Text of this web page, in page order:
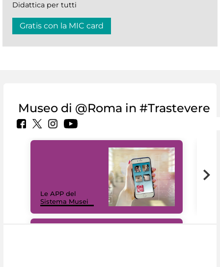
Didattica per tutti
Gratis con la MIC card
Museo di @Roma in #Trastevere
Le APP del
Sistema Musei